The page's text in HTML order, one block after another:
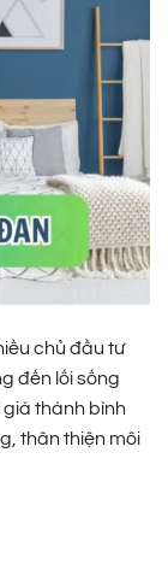
chủ đầu tư
đến lối sống
thành bình
thân thiện môi